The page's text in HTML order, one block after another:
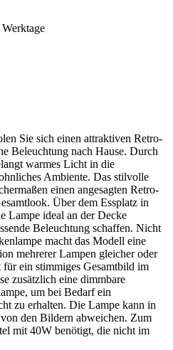
Sie sich einen attraktiven Retro-
Beleuchtung nach Hause. Durch
warmes Licht in die
Ambiente. Das stilvolle
einen angesagten Retro-
Über dem Essplatz in
Lampe ideal an der Decke
Beleuchtung schaffen. Nicht
macht das Modell eine
mehrerer Lampen gleicher oder
ein stimmiges Gesamtbild im
zusätzlich eine dimmbare
um bei Bedarf ein
zu erhalten. Die Lampe kann in
den Bildern abweichen. Zum
mit 40W benötigt, die nicht im